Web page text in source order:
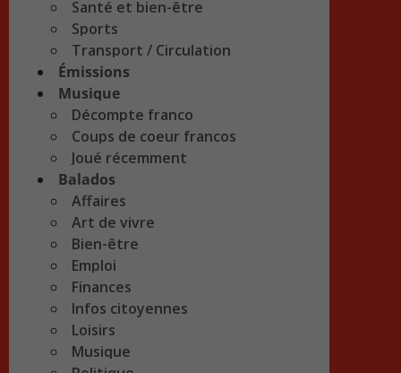
Santé et bien-être
Sports
Transport / Circulation
Émissions
Musique
Décompte franco
Coups de coeur francos
Joué récemment
Balados
Affaires
Art de vivre
Bien-être
Emploi
Finances
Infos citoyennes
Loisirs
Musique